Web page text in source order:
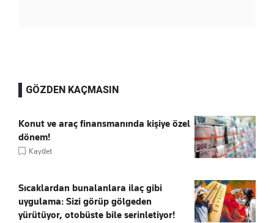
GÖZDEN KAÇMASIN
Konut ve araç finansmanında kişiye özel
dönem!
Kaydet
Sıcaklardan bunalanlara ilaç gibi
uygulama: Sizi görüp gölgeden
yürütüyor, otobüste bile serinletiyor!